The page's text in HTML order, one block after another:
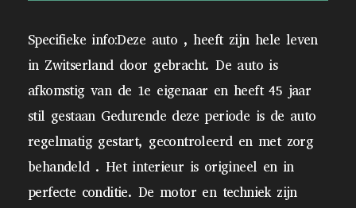
Specifieke info:Deze auto , heeft zijn hele leven
in Zwitserland door gebracht. De auto is
afkomstig van de 1e eigenaar en heeft 45 jaar
stil gestaan Gedurende deze periode is de auto
regelmatig gestart, gecontroleerd en met zorg
behandeld . Het interieur is origineel en in
perfecte conditie. De motor en techniek zijn